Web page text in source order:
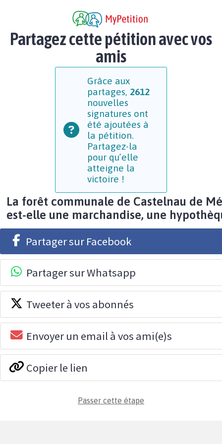
Partagez cette pétition avec vos
amis
Grâce aux
partages, 2612
nouvelles
signatures ont
été ajoutées à
la pétition.
Partagez-la
pour qu’elle
atteigne la
victoire !
La forêt communale de Castelnau de
est-elle une marchandise, une
Partager sur Facebook
Partager sur Whatsapp
Tweeter à vos abonnés
Envoyer un email à vos ami(e)s
Copier le lien
Passer cette étape